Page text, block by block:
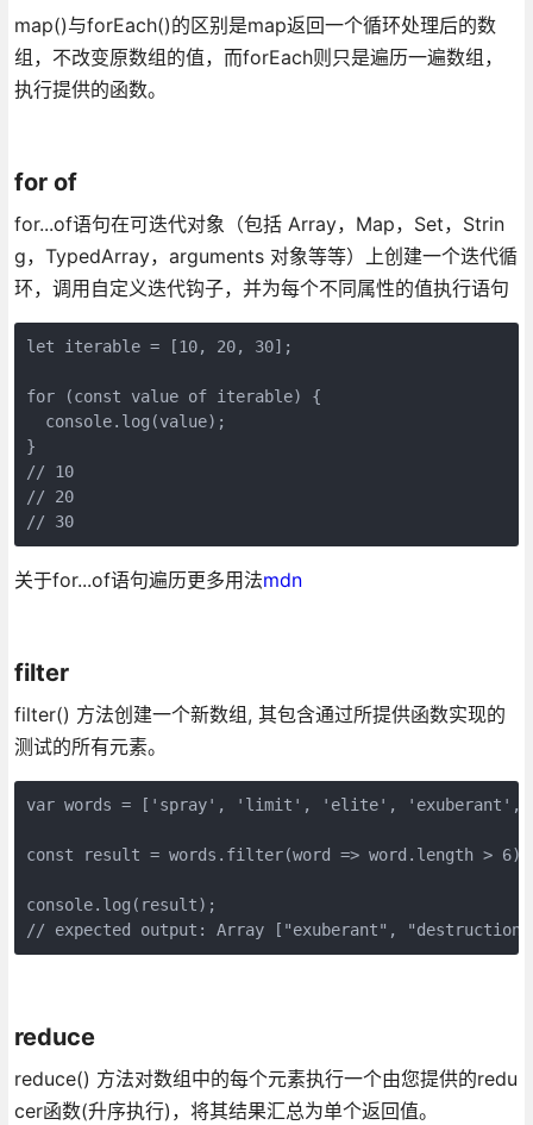
map()与forEach()的区别是map返回一个循环处理后的数
组，不改变原数组的值，而forEach则只是遍历一遍数组，
执行提供的函数。
for of
for...of语句在可迭代对象（包括 Array，Map，Set，Strin
g，TypedArray，arguments 对象等等）上创建一个迭代循
环，调用自定义迭代钩子，并为每个不同属性的值执行语句
let iterable = [10, 20, 30];
for (const value of iterable) {
  console.log(value);
}
// 10
// 20
// 30
关于for...of语句遍历更多用法mdn
filter
filter() 方法创建一个新数组, 其包含通过所提供函数实现的
测试的所有元素。
var words = ['spray', 'limit', 'elite', 'exuberant',
const result = words.filter(word => word.length > 6);
console.log(result);
// expected output: Array ["exuberant",
reduce
reduce() 方法对数组中的每个元素执行一个由您提供的redu
cer函数(升序执行)，将其结果汇总为单个返回值。